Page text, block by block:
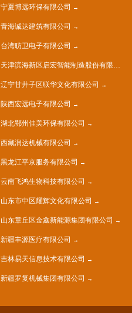
宁夏博远环保有限公司
青海诚达建筑有限公司
台湾昉卫电子有限公司
天津滨海新区启宏智能制造股份有限公司
辽宁甘井子区联华文化有限公司
陕西宏远电子有限公司
湖北鄂州佳美环保有限公司
西藏润达机械有限公司
黑龙江平京服务有限公司
云南飞鸿生物科技有限公司
山东市中区耀辉文化有限公司
山东章丘区金鑫新能源集团有限公司
新疆丰源医疗有限公司
吉林易天信息技术有限公司
新疆罗复机械集团有限公司